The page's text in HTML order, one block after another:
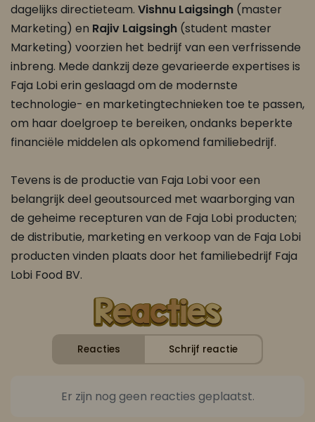
dagelijks directieteam. Vishnu Laigsingh (master
Marketing) en Rajiv Laigsingh (student master
Marketing) voorzien het bedrijf van een verfrissende
inbreng. Mede dankzij deze gevarieerde expertises is
Faja Lobi erin geslaagd om de modernste
technologie- en marketingtechnieken toe te passen,
om haar doelgroep te bereiken, ondanks beperkte
financiële middelen als opkomend familiebedrijf.
Tevens is de productie van Faja Lobi voor een
belangrijk deel geoutsourced met waarborging van
de geheime recepturen van de Faja Lobi producten;
de distributie, marketing en verkoop van de Faja Lobi
producten vinden plaats door het familiebedrijf Faja
Lobi Food BV.
Reacties Schrijf reactie
Er zijn nog geen reacties geplaatst.